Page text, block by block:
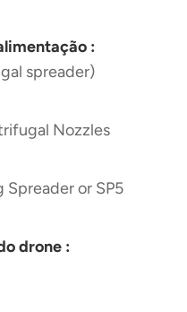
:
spreader)
Nozzles
or SP5
drone :